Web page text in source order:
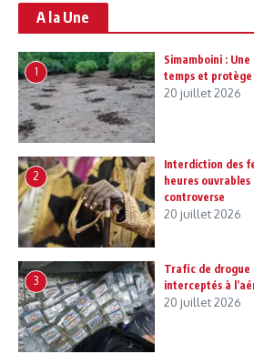
A la Une
1
Simamboini :
temps et
20 juillet 2026
2
Interdiction des
heures ouvrables
controverse
20 juillet 2026
3
Trafic de drogue
interceptés à
20 juillet 2026